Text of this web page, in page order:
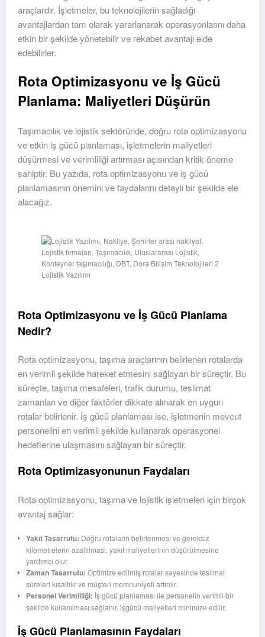
araçlardır. İşletmeler, bu teknolojilerin sağladığı
avantajlardan tam olarak yararlanarak operasyonlarını daha
etkin bir şekilde yönetebilir ve rekabet avantajı elde
edebilirler.
Rota Optimizasyonu ve İş Gücü
Planlama: Maliyetleri Düşürün
Taşımacılık ve lojistik sektöründe, doğru rota optimizasyonu
ve etkin iş gücü planlaması, işletmelerin maliyetleri
düşürmesi ve verimliliği artırması açısından kritik öneme
sahiptir. Bu yazıda, rota optimizasyonu ve iş gücü
planlamasının önemini ve faydalarını detaylı bir şekilde ele
alacağız.
Lojistik Yazılımı
Rota Optimizasyonu ve İş Gücü Planlama
Nedir?
Rota optimizasyonu, taşıma araçlarının belirlenen rotalarda
en verimli şekilde hareket etmesini sağlayan bir süreçtir. Bu
süreçte, taşıma mesafeleri, trafik durumu, teslimat
zamanları ve diğer faktörler dikkate alınarak en uygun
rotalar belirlenir. İş gücü planlaması ise, işletmenin mevcut
personelini en verimli şekilde kullanarak operasyonel
hedeflerine ulaşmasını sağlayan bir süreçtir.
Rota Optimizasyonunun Faydaları
Rota optimizasyonu, taşıma ve lojistik işletmeleri için birçok
avantaj sağlar:
Yakıt Tasarrufu: Doğru rotaların belirlenmesi ve gereksiz
kilometrelerin azaltılması, yakıt maliyetlerinin düşürülmesine
yardımcı olur.
Zaman Tasarrufu: Optimize edilmiş rotalar sayesinde teslimat
süreleri kısaltılır ve müşteri memnuniyeti artırılır.
Personel Verimliliği: İş gücü planlaması ile personelin verimli bir
şekilde kullanılması sağlanır, işgücü maliyetleri minimize edilir.
İş Gücü Planlamasının Faydaları